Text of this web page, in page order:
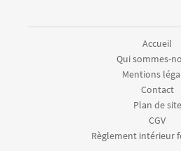
Accueil
Qui sommes-
Mentions
Contact
Plan de site
CGV
Règlement intérieur